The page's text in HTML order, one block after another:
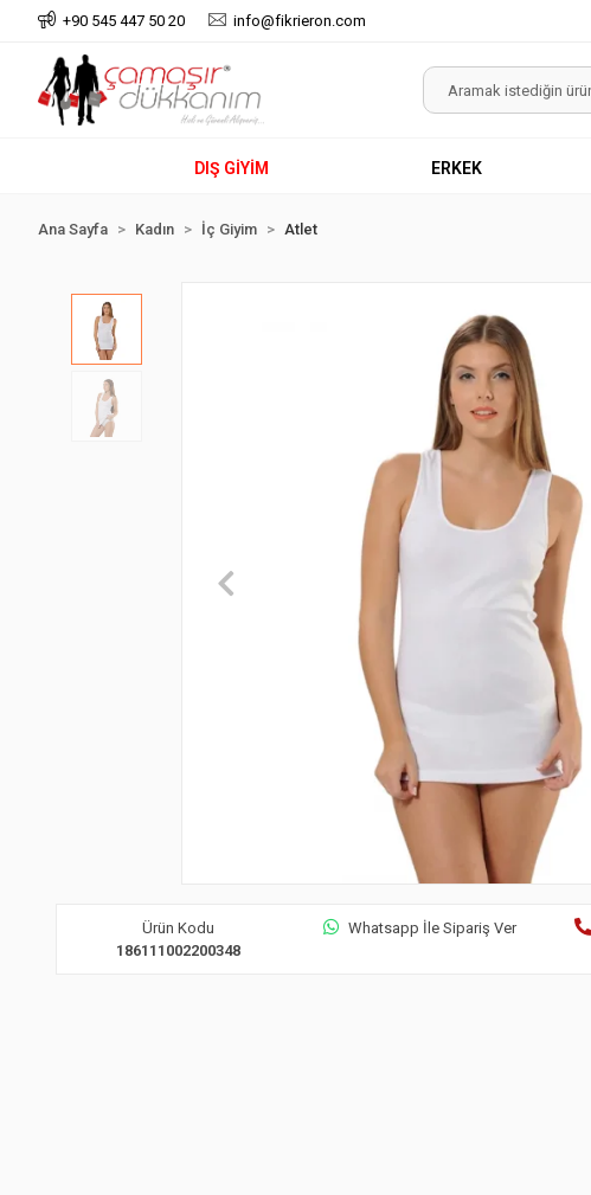
+90 545 447 50 20 info@fikrieron.com
DIŞ GİYİM ERKEK
Ana Sayfa Kadın İç Giyim Atlet
Ürün Kodu
186111002200348
Whatsapp İle Sipariş Ver